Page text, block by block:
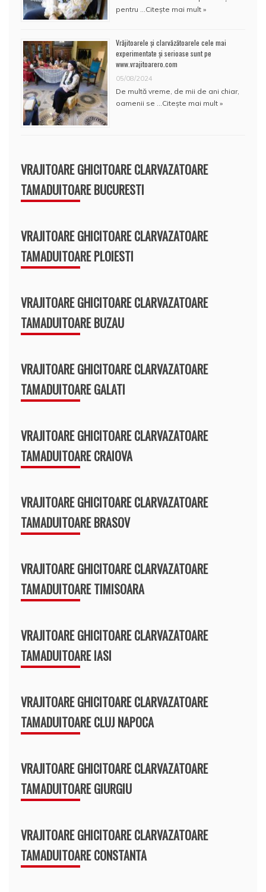
pentru …Citește mai mult »
Vrăjitoarele și clarvăzătoarele cele mai
experimentate și serioase sunt pe
www.vrajitoarero.com
05/08/2024
De multă vreme, de mii de ani chiar,
oamenii se …Citește mai mult »
VRAJITOARE GHICITOARE CLARVAZATOARE
TAMADUITOARE BUCURESTI
VRAJITOARE GHICITOARE CLARVAZATOARE
TAMADUITOARE PLOIESTI
VRAJITOARE GHICITOARE CLARVAZATOARE
TAMADUITOARE BUZAU
VRAJITOARE GHICITOARE CLARVAZATOARE
TAMADUITOARE GALATI
VRAJITOARE GHICITOARE CLARVAZATOARE
TAMADUITOARE CRAIOVA
VRAJITOARE GHICITOARE CLARVAZATOARE
TAMADUITOARE BRASOV
VRAJITOARE GHICITOARE CLARVAZATOARE
TAMADUITOARE TIMISOARA
VRAJITOARE GHICITOARE CLARVAZATOARE
TAMADUITOARE IASI
VRAJITOARE GHICITOARE CLARVAZATOARE
TAMADUITOARE CLUJ NAPOCA
VRAJITOARE GHICITOARE CLARVAZATOARE
TAMADUITOARE GIURGIU
VRAJITOARE GHICITOARE CLARVAZATOARE
TAMADUITOARE CONSTANTA